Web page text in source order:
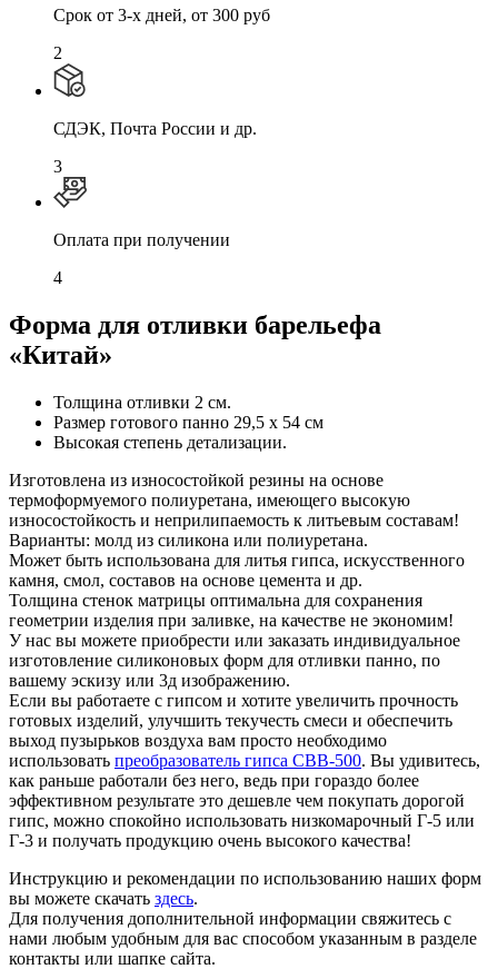
Cрок от 3-х дней, от 300 руб
2
СДЭК, Почта России и др.
3
Оплата при получении
4
Форма для отливки барельефа
«Китай»
Толщина отливки 2 см.
Размер готового панно 29,5 х 54 см
Высокая степень детализации.
Изготовлена из износостойкой резины на основе
термоформуемого полиуретана, имеющего высокую
износостойкость и неприлипаемость к литьевым составам!
Варианты: молд из силикона или полиуретана.
Может быть использована для литья гипса, искусственного
камня, смол, составов на основе цемента и др.
Толщина стенок матрицы оптимальна для сохранения
геометрии изделия при заливке, на качестве не экономим!
У нас вы можете приобрести или заказать индивидуальное
изготовление силиконовых форм для отливки панно, по
вашему эскизу или 3д изображению.
Если вы работаете с гипсом и хотите увеличить прочность
готовых изделий, улучшить текучесть смеси и обеспечить
выход пузырьков воздуха вам просто необходимо
использовать преобразователь гипса СВВ-500. Вы удивитесь,
как раньше работали без него, ведь при гораздо более
эффективном результате это дешевле чем покупать дорогой
гипс, можно спокойно использовать низкомарочный Г-5 или
Г-3 и получать продукцию очень высокого качества!
Инструкцию и рекомендации по использованию наших форм
вы можете скачать здесь.
Для получения дополнительной информации свяжитесь с
нами любым удобным для вас способом указанным в разделе
контакты или шапке сайта.